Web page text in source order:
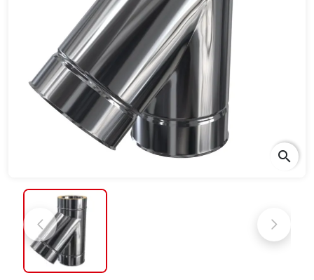
search